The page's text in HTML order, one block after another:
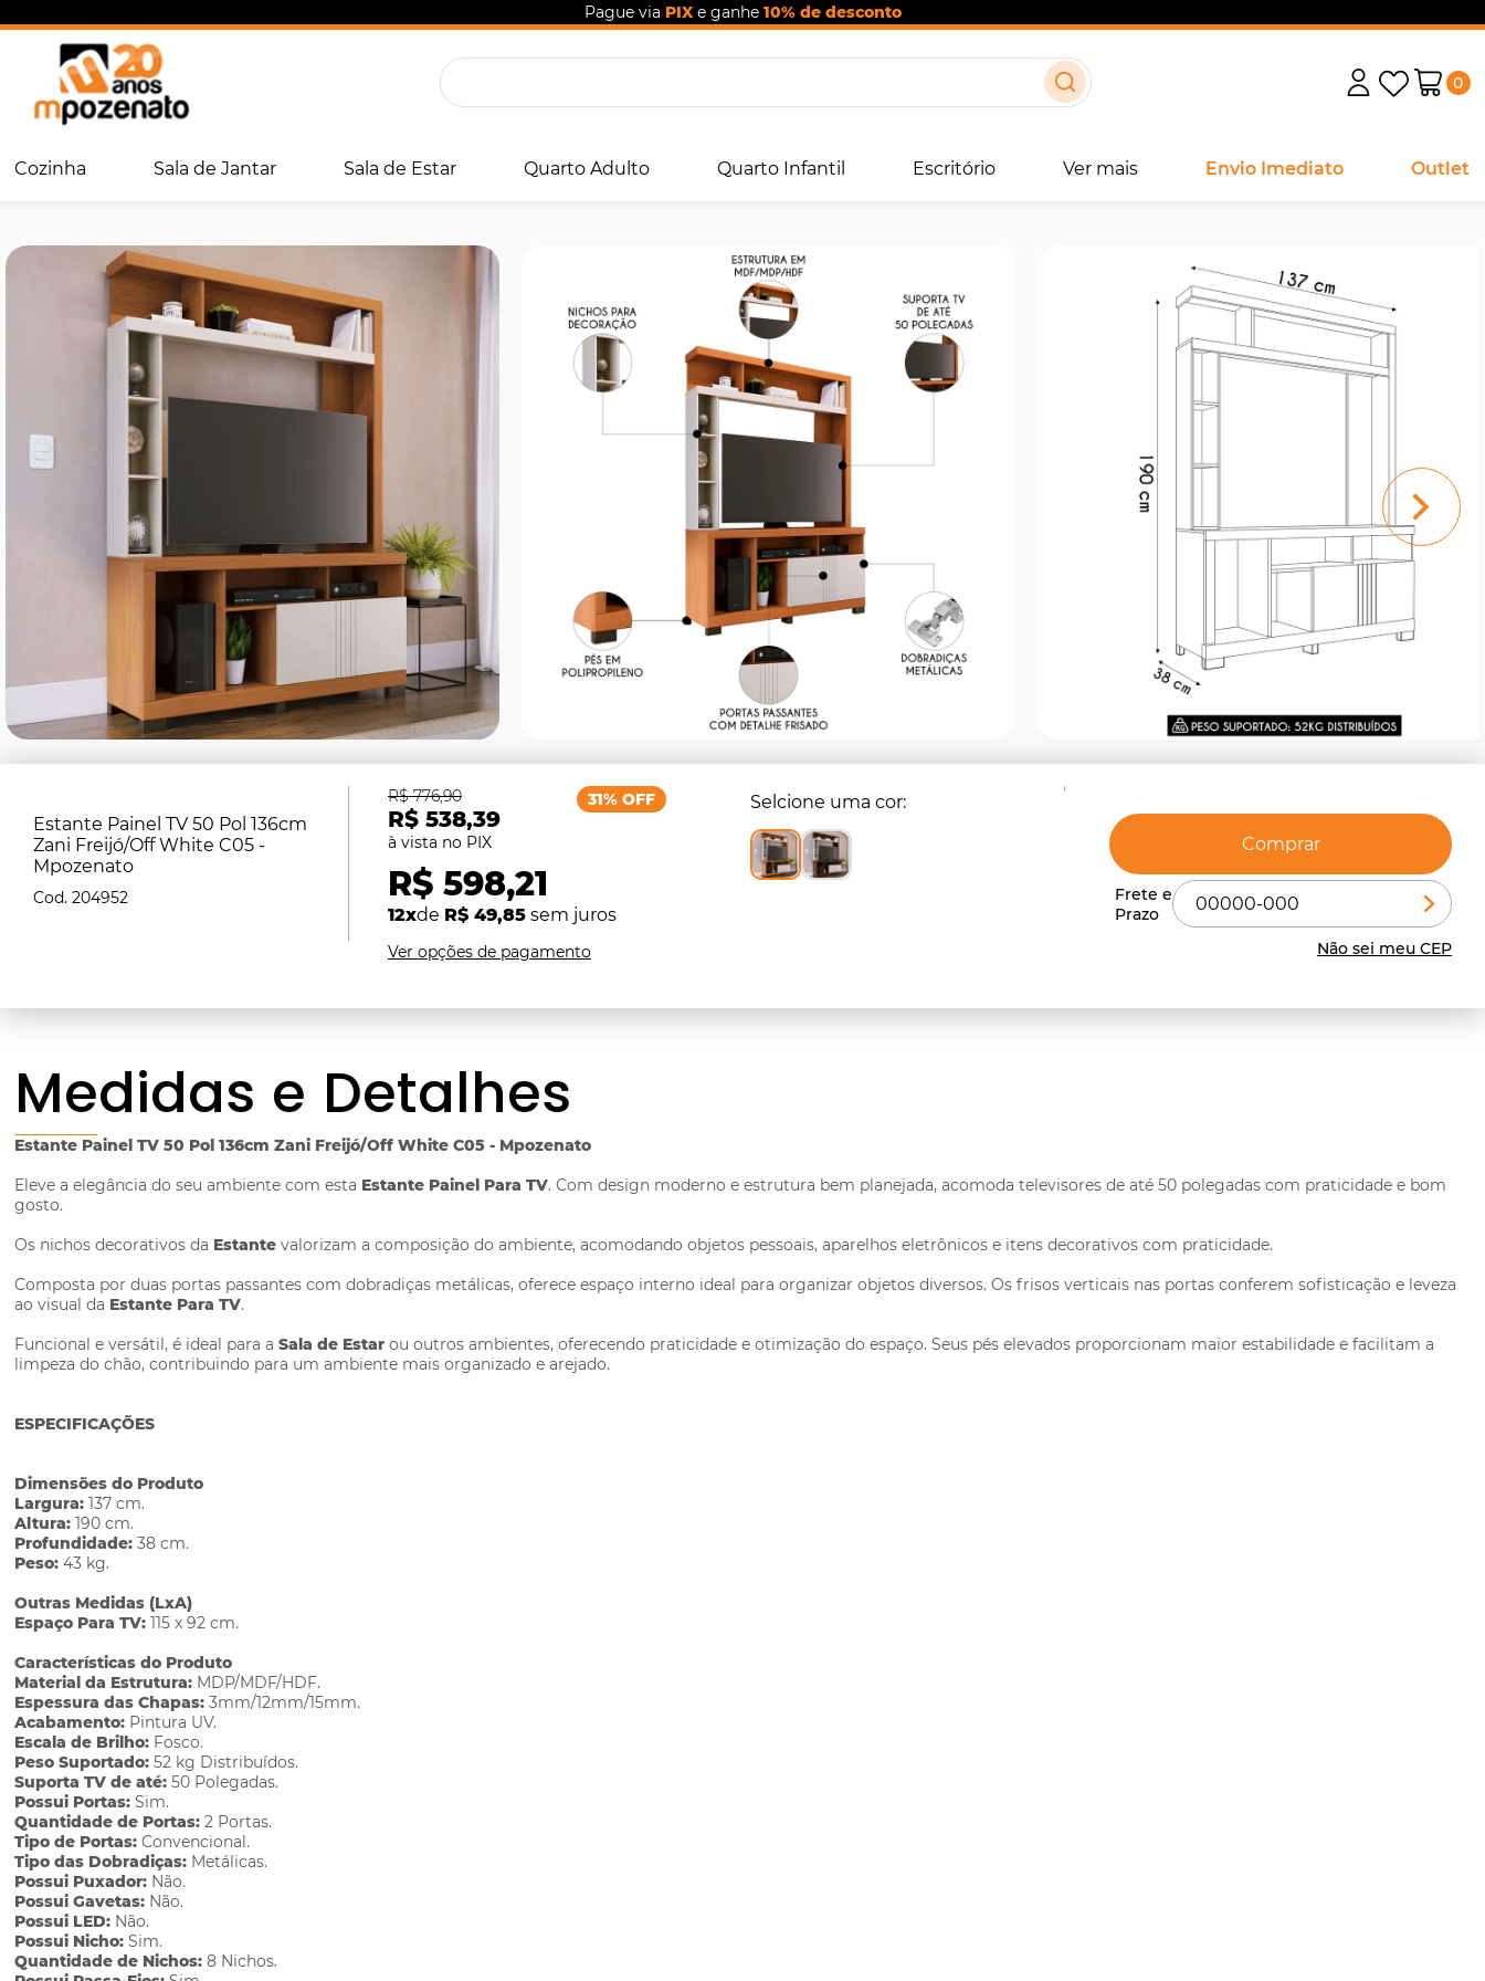
Pague via PIXe ganhe 10% de desconto
0
Cozinha Sala de Jantar Sala de Estar Quarto Adulto Quarto Infantil Escritório Ver mais Envio Imediato Outlet
Estante Painel TV 50 Pol 136cm
Zani Freijó/Off White C05 -
Mpozenato
204952
R$ 538,39
R$ 776,90
R$ 598,21
12xde R$ 49,85 sem juros
31% OFF
Ver opções de pagamento
Selcione uma cor
Comprar
Não sei meu CEP
Medidas e Detalhes
Estante Painel TV 50 Pol 136cm Zani Freijó/Off White C05 - Mpozenato
Eleve a elegância do seu ambiente com esta Estante Painel Para TV. Com design moderno e estrutura bem planejada, acomoda televisores de até 50 polegadas com praticidade e bom
gosto.
Os nichos decorativos da Estante valorizam a composição do ambiente, acomodando objetos pessoais, aparelhos eletrônicos e itens decorativos com praticidade.
Composta por duas portas passantes com dobradiças metálicas, oferece espaço interno ideal para organizar objetos diversos. Os frisos verticais nas portas conferem sofisticação e leveza
ao visual da Estante Para TV.
Funcional e versátil, é ideal para aSala de Estar ou outros ambientes, oferecendo praticidade e otimização do espaço. Seus pés elevados proporcionam maior estabilidade e facilitam a
limpeza do chão, contribuindo para um ambiente mais organizado e arejado.
ESPECIFICAÇÕES
Dimensões do Produto
Largura: 137 cm.
Altura: 190 cm.
Profundidade: 38 cm.
Peso: 43 kg.
Outras Medidas (LxA)
Espaço Para TV: 115 x 92 cm.
Características do Produto
Material da Estrutura: MDP/MDF/HDF.
Espessura das Chapas: 3mm/12mm/15mm.
Acabamento: Pintura UV.
Escala de Brilho: Fosco.
Peso Suportado: 52 kg Distribuídos.
Suporta TV de até: 50 Polegadas.
Possui Portas: Sim.
Quantidade de Portas: 2 Portas.
Tipo de Portas: Convencional.
Tipo das Dobradiças: Metálicas.
Possui Puxador: Não.
Possui Gavetas: Não.
Possui LED: Não.
Possui Nicho: Sim.
Quantidade de Nichos: 8 Nichos.